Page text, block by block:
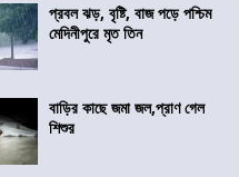
প্রবল ঝড়, বৃষ্টি, বাজ পড়ে পশ্চিম
মেদিনীপুরে মৃত তিন
বাড়ির কাছে জমা জল,প্রাণ গেল
শিশুর